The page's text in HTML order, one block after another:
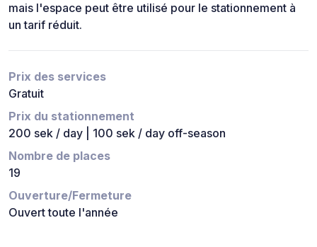
mais l'espace peut être utilisé pour le stationnement à
un tarif réduit.
Prix des services
Gratuit
Prix du stationnement
200 sek / day | 100 sek / day off-season
Nombre de places
19
Ouverture/Fermeture
Ouvert toute l'année